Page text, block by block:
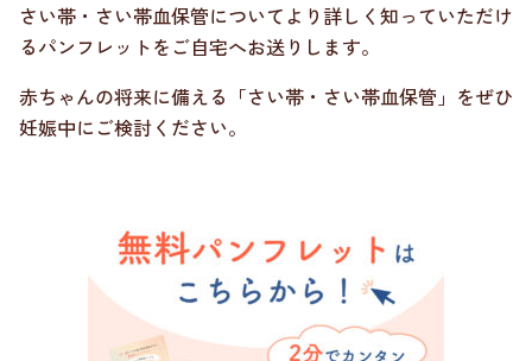
さい帯・さい帯血保管についてより詳しく知っていただけ
るパンフレットをご自宅へお送りします。
赤ちゃんの将来に備える「さい帯・さい帯血保管」をぜひ
妊娠中にご検討ください。